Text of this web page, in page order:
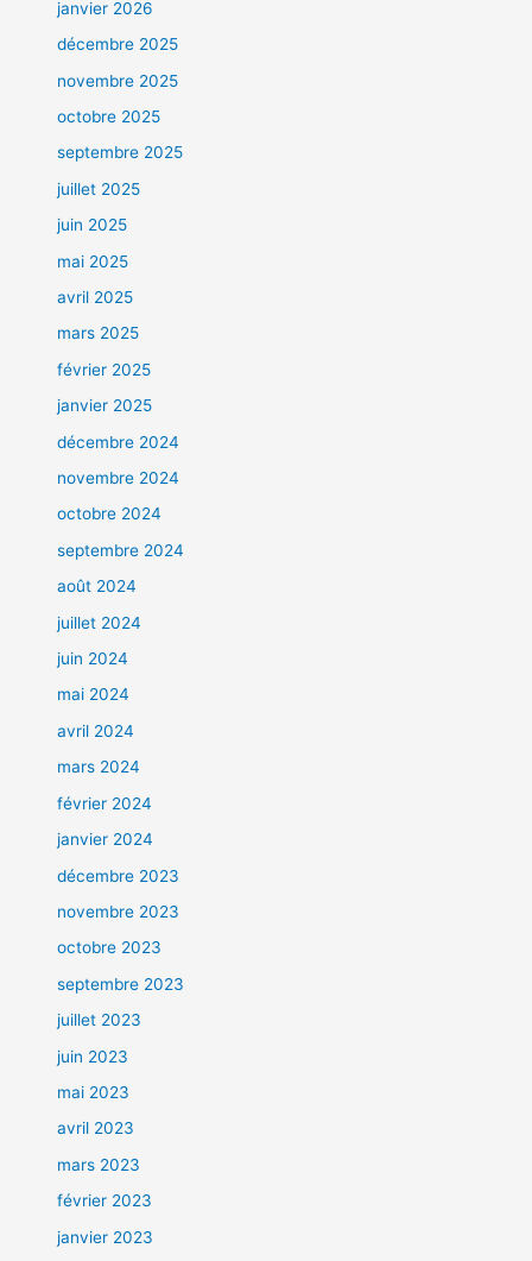
janvier 2026
décembre 2025
novembre 2025
octobre 2025
septembre 2025
juillet 2025
juin 2025
mai 2025
avril 2025
mars 2025
février 2025
janvier 2025
décembre 2024
novembre 2024
octobre 2024
septembre 2024
août 2024
juillet 2024
juin 2024
mai 2024
avril 2024
mars 2024
février 2024
janvier 2024
décembre 2023
novembre 2023
octobre 2023
septembre 2023
juillet 2023
juin 2023
mai 2023
avril 2023
mars 2023
février 2023
janvier 2023